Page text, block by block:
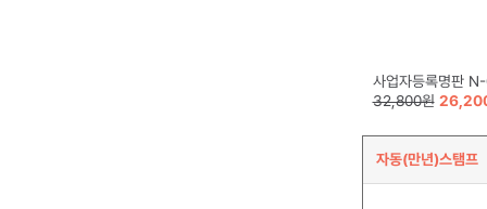
사업자등록명판 N-0827 (잉크내장형
32,800원
자동(만년)스탬프